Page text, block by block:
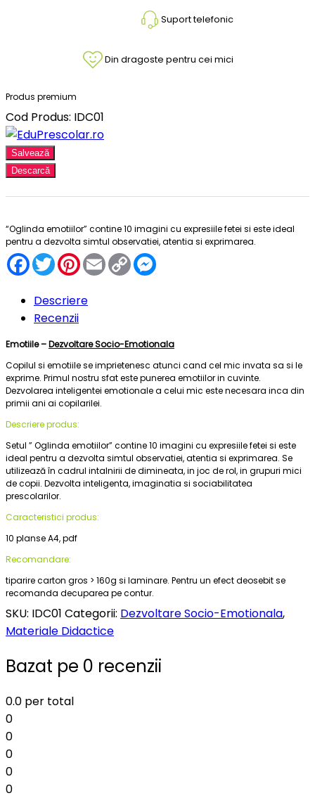
Suport telefonic
Din dragoste pentru cei mici
Produs premium
Cod Produs: IDC01
Salvează
Descarcă
“Oglinda emotiilor” contine 10 imagini cu expresiile fetei si este ideal
pentru a dezvolta simtul observatiei, atentia si exprimarea.
Facebook
TwitterPinterest
EmailCopy
Link
Descriere
Recenzii
Emotiile –Dezvoltare Socio-Emotionala
Copilul si emotiile se imprietenesc atunci cand cel mic invata sa si le
exprime. Primul nostru sfat este punerea emotiilor in cuvinte.
Dezvolarea inteligentei emotionale a celui mic este necesara inca din
primii ani ai copilarilei.
Descriere produs:
Setul ” Oglinda emotiilor” contine 10 imagini cu expresiile fetei si este
ideal pentru a dezvolta simtul observatiei, atentia si exprimarea. Se
utilizează în cadrul intalnirii de dimineata, in joc de rol, in grupuri mici
de copii. Dezvolta inteligenta, imaginatia si sociabilitatea
prescolarilor.
Caracteristici produs:
10 planse A4, pdf
Recomandare:
tiparire carton gros > 160g si laminare. Pentru un efect deosebit se
recomanda decuparea pe contur.
SKU: IDC01 Categorii: Dezvoltare Socio-Emotionala,
Materiale Didactice
Bazat pe 0 recenzii
0.0 per total
0
0
0
0
0